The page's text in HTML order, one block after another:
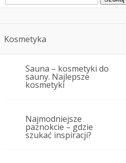
Kosmetyka
Sauna – kosmetyki do
sauny. Najlepsze
kosmetyki
Najmodniejsze
paznokcie – gdzie
szukać inspiracji?